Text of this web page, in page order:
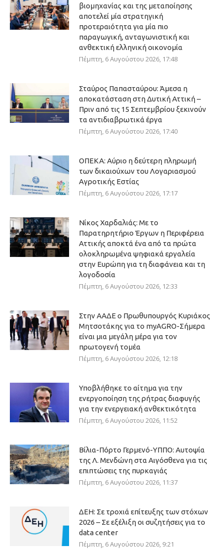
βιομηχανίας και της μεταποίησης
αποτελεί μία στρατηγική
προτεραιότητα για μία πιο
παραγωγική, ανταγωνιστική και
ανθεκτική ελληνική οικονομία
Πέμπτη, 6 Αυγούστου 2026, 17:48
Σταύρος Παπασταύρου: Άμεσα η
αποκατάσταση στη Δυτική Αττική –
Πριν από τις 15 Σεπτεμβρίου ξεκινούν
τα αντιδιαβρωτικά έργα
Πέμπτη, 6 Αυγούστου 2026, 17:40
ΟΠΕΚΑ: Αύριο η δεύτερη πληρωμή
των δικαιούχων του Λογαριασμού
Αγροτικής Εστίας
Πέμπτη, 6 Αυγούστου 2026, 17:17
Νίκος Χαρδαλιάς: Με το
Παρατηρητήριο Έργων η Περιφέρεια
Αττικής αποκτά ένα από τα πρώτα
ολοκληρωμένα ψηφιακά εργαλεία
στην Ευρώπη για τη διαφάνεια και τη
λογοδοσία
Πέμπτη, 6 Αυγούστου 2026, 12:33
Στην ΑΑΔΕ ο Πρωθυπουργός Κυριάκος
Μητσοτάκης για το myAGRO-Σήμερα
είναι μια μεγάλη μέρα για τον
πρωτογενή τομέα
Πέμπτη, 6 Αυγούστου 2026, 12:18
Υποβλήθηκε το αίτημα για την
ενεργοποίηση της ρήτρας διαφυγής
για την ενεργειακή ανθεκτικότητα
Πέμπτη, 6 Αυγούστου 2026, 11:52
Βίλια-Πόρτο Γερμενό-ΥΠΠΟ: Αυτοψία
της Λ. Μενδώνη στα Αιγόσθενα για τις
επιπτώσεις της πυρκαγιάς
Πέμπτη, 6 Αυγούστου 2026, 11:37
ΔΕΗ: Σε τροχιά επίτευξης των στόχων
2026 – Σε εξέλιξη οι συζητήσεις για το
data center
Πέμπτη, 6 Αυγούστου 2026, 9:21